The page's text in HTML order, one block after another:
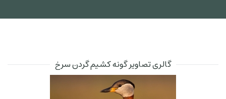
گالری تصاویر گونه کشیم گردن سرخ